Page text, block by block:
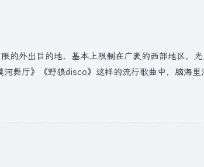
的外出目的地，基本上限制在广袤的西部地区，
舞厅》《野狼disco》这样的流行歌曲中，脑海